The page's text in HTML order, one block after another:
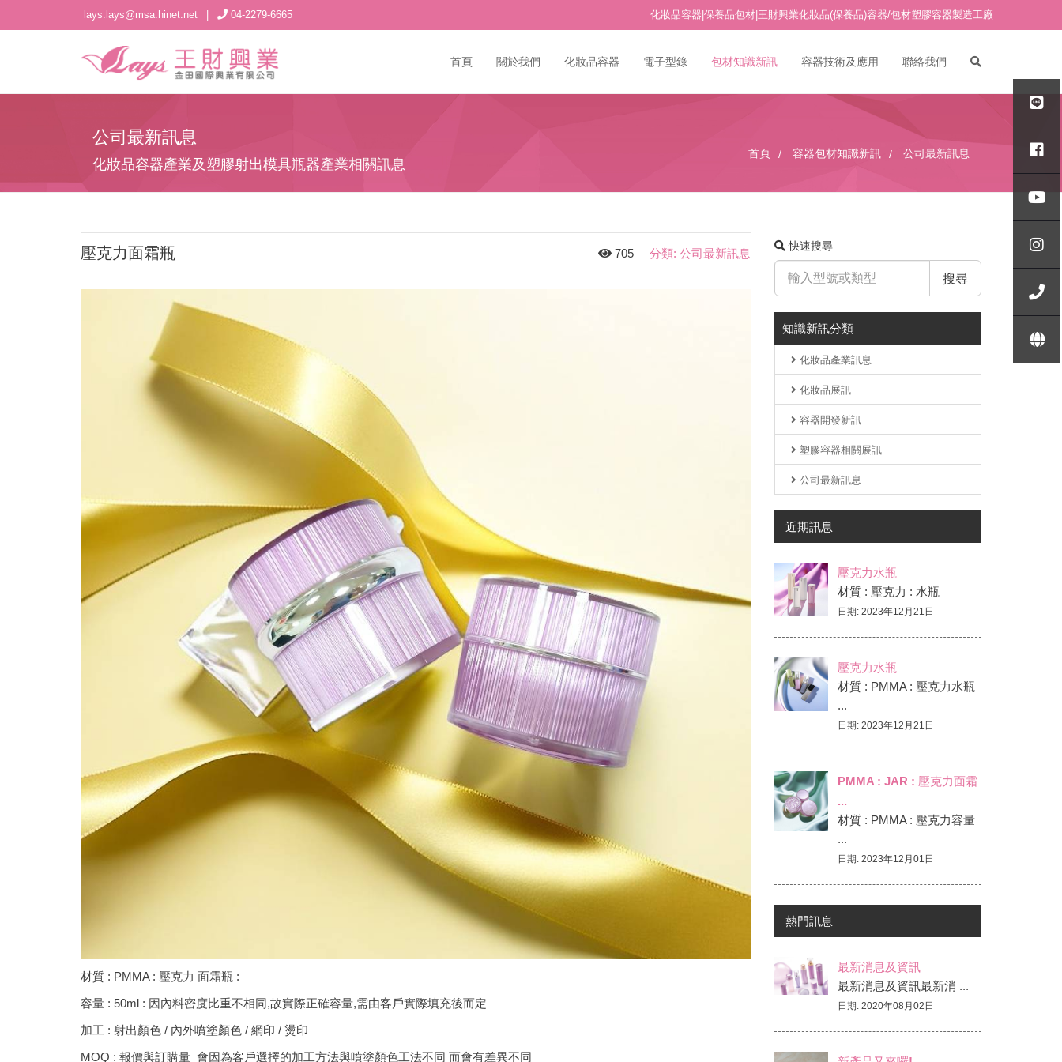
lays.lays@msa.hinet.net 04-2279-6665 化妝品容器|保養品包材|王財興業化妝品(保養品)容器/包材塑膠容器製造工廠
首頁 關於我們 化妝品容器
PETG吹瓶/PETG塑膠吹瓶
API真空瓶專區
APL真空瓶專區
APS真空瓶專區
18牙 壓頭/噴頭
20牙 壓頭/噴頭
24牙 壓頭/噴頭
壓克力水瓶/真空瓶-A專區
壓克力水瓶/真空瓶-B專區
壓克力水瓶/真空瓶-B2專區
壓克力水瓶/真空瓶-BD專區
壓克力水瓶/真空瓶-BD2專區
壓克力水瓶/真空瓶-BDJ專區
壓克力水瓶/真空瓶-BDX專區
壓克力水瓶/真空瓶-BJ專區
壓克力水瓶/真空瓶-BK專區
壓克力水瓶/真空瓶-C專區
壓克力水瓶/真空瓶-D專區
壓克力水瓶/真空瓶-DX專區
壓克力水瓶/真空瓶-DE專區
壓克力水瓶/真空瓶-E4專區
壓克力水瓶/真空瓶-ED專區
壓克力水瓶/真空瓶-GD專區
壓克力面霜瓶 A/B/C專區
壓克力面霜瓶 AE/BE/CE專區
壓克力面霜瓶 B2/B3/B4專區
壓克力面霜瓶 CO專區
壓克力面霜瓶 EJR專區
壓克力面霜瓶 B2R專區
壓克力面霜瓶 D專區
電子型錄 包材知識新訊 容器技術及應用 聯絡我們
公司最新訊息
化妝品容器產業及塑膠射出模具瓶器產業相關訊息
首頁 容器包材知識新訊 公司最新訊息
壓克力面霜瓶 705 分類: 公司最新訊息
材質 : PMMA : 壓克力 面霜瓶 :
容量 : 50ml : 因內料密度比重不相同,故實際正確容量,需由客戶實際填充後而定
加工 : 射出顏色 / 內外噴塗顏色 / 網印 / 燙印
MOQ : 報價與訂購量 會因為客戶選擇的加工方法與噴塗顏色工法不同 而會有差異不同
快速搜尋
搜尋
知識新訊分類
化妝品產業訊息
化妝品展訊
容器開發新訊
塑膠容器相關展訊
公司最新訊息
近期訊息
壓克力水瓶
材質 : 壓克力 : 水瓶
日期: 2023年12月21日
壓克力水瓶
材質 : PMMA : 壓克力水瓶
...
日期: 2023年12月21日
PMMA : JAR : 壓克力面霜
...
材質 : PMMA : 壓克力容量
...
日期: 2023年12月01日
熱門訊息
最新消息及資訊
最新消息及資訊最新消 ...
日期: 2020年08月02日